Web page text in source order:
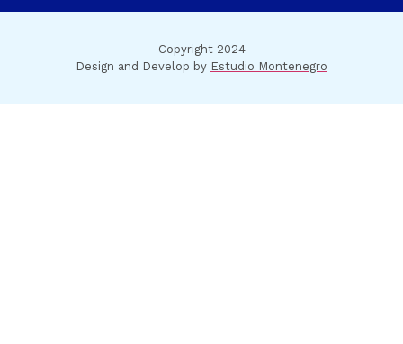
Copyright 2024
Design and Develop by Estudio Montenegro